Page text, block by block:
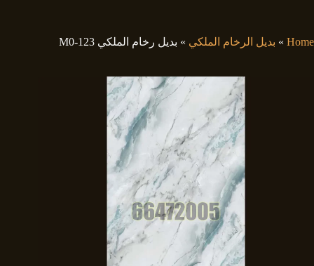
Home
» بديل الرخام الملكي » بديل رخام الملكي M0-123